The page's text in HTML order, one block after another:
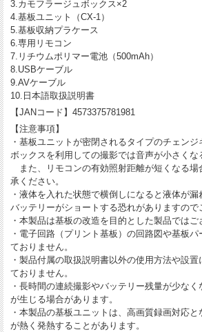
3.カモフラージュボックス×2
4.基板ユニット（CX-1）
5.基板収納プラケース
6.専用リモコン
7.リチウムポリマー電池（500mAh）
8.USBケーブル
9.AVケーブル
10.日本語取扱説明書
【JANコード】4573375781981
【注意事項】
・基板ユニットが密閉されるタイプのチェン
ボックスを利用しての撮影では音声が小さくな
また、リモコンの有効照射距離が短くなる場
承ください。
・液体を入れた状態で横倒しになると液体が
バッテリーがショートする恐れがありますので
・本製品は基板の改造を目的とした製品ではご
・電子回路（プリント基板）の回路図や基板
ておりません。
・製品付属の取扱説明書以外の使用方法や設
ておりません。
・長時間の連続撮影やバッテリー残量が少な
が生じる場合があります。
・本製品の基板ユニットは、高画質録画対応
が熱く発熱することがあります。